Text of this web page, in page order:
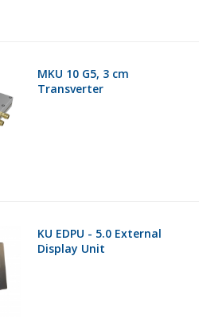
MKU 10 G5, 3 cm
Transverter
KU EDPU - 5.0 External
Display Unit